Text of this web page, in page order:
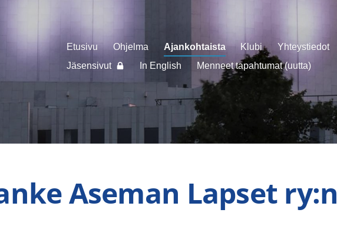
Etusivu Ohjelma Ajankohtaista Klubi Yhteystiedot
Jäsensivut
In English Menneet tapahtumat (uutta)
Aseman Lapset ry:n